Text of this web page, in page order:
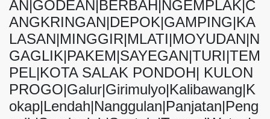
AN|GODEAN|BERBAH|NGEMPLAK|C
ANGKRINGAN|DEPOK|GAMPING|KA
LASAN|MINGGIR|MLATI|MOYUDAN|N
GAGLIK|PAKEM|SAYEGAN|TURI|TEM
PEL|KOTA SALAK PONDOH| KULON
PROGO|Galur|Girimulyo|Kalibawang|K
okap|Lendah|Nanggulan|Panjatan|Peng